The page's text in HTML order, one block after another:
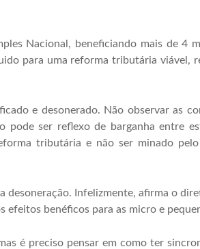
Nacional, beneficiando mais de 4
para uma reforma tributária viável,
e desonerado. Não observar as
ser reflexo de barganha entre
tributária e não ser minado
desoneração. Infelizmente, afirma o
efeitos benéficos para as micro e
é preciso pensar em como ter